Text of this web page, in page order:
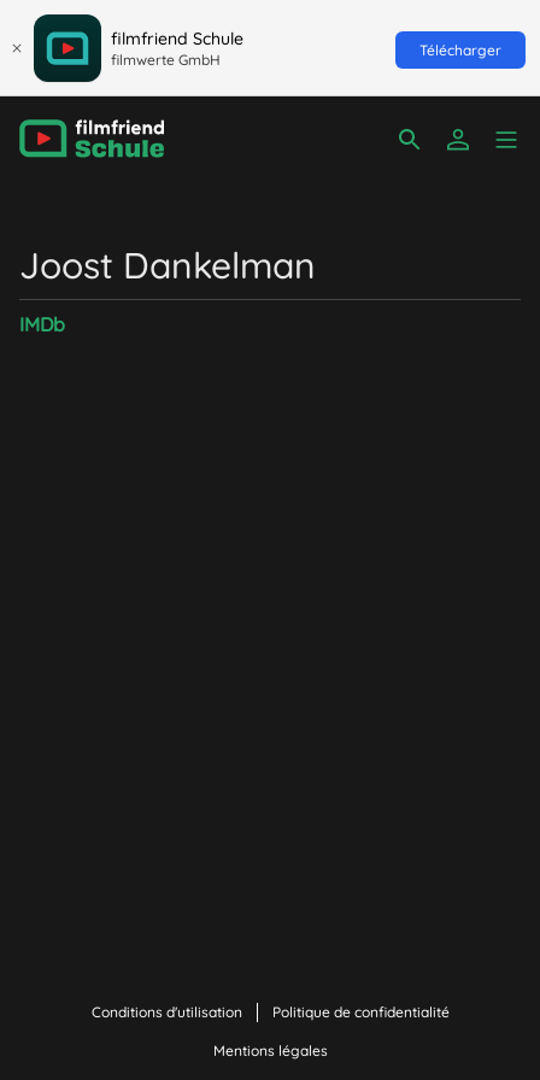
filmfriend Schule
filmwerte GmbH
Télécharger
Joost Dankelman
IMDb
Conditions d'utilisation Politique de confidentialité
Mentions légales